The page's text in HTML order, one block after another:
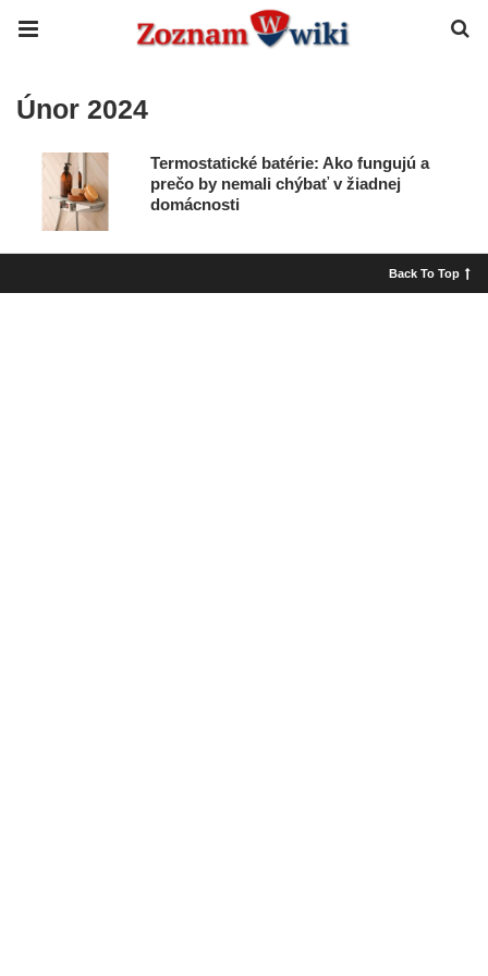
Únor 2024
Termostatické batérie: Ako fungujú a
prečo by nemali chýbať v žiadnej
domácnosti
Back To Top